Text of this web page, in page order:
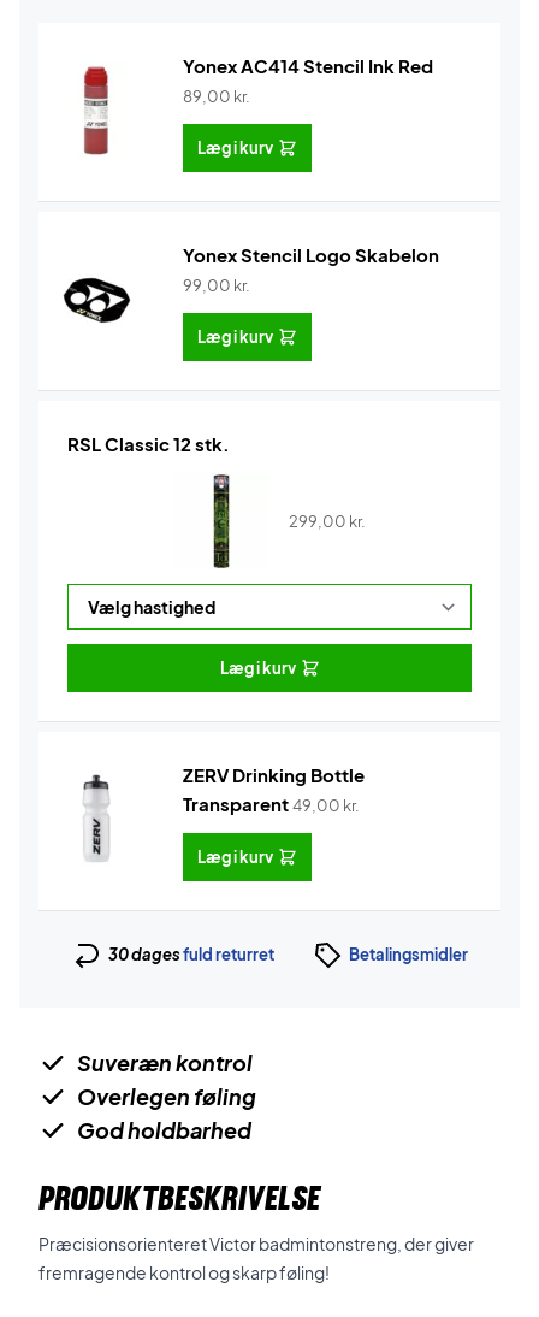
Yonex AC414 Stencil Ink Red
89,00 kr.
Læg i kurv
Yonex Stencil Logo Skabelon
99,00 kr.
Læg i kurv
RSL Classic 12 stk.
299,00 kr.
Læg i kurv
ZERV Drinking Bottle
Transparent49,00 kr.
Læg i kurv
30 dagesfuld returret Betalingsmidler
Suveræn kontrol
Overlegen føling
God holdbarhed
PRODUKTBESKRIVELSE
Præcisionsorienteret Victor badmintonstreng, der giver
fremragende kontrol og skarp føling!